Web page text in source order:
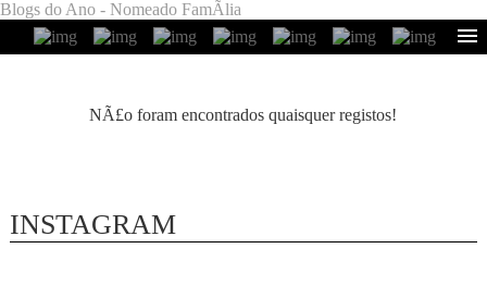
Blogs do Ano - Nomeado FamÃ­lia
NÃ£o foram encontrados quaisquer registos!
INSTAGRAM